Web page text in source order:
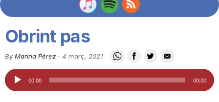
C
Obrint pas
By Marina Pérez -4 març, 2021
Reproductor
d'àudio
00:00 00:00